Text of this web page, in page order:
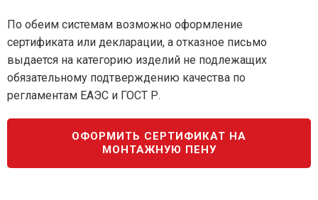
По обеим системам возможно оформление
сертификата или декларации, а отказное письмо
выдается на категорию изделий не подлежащих
обязательному подтверждению качества по
регламентам ЕАЭС и ГОСТ Р.
ОФОРМИТЬ СЕРТИФИКАТ НА
МОНТАЖНУЮ ПЕНУ